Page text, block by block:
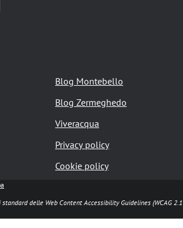
Blog Montebello
Blog Zermeghedo
Viveracqua
Privacy policy
Cookie policy
delle Web Content Accessibility Guidelines (WCAG 2.1